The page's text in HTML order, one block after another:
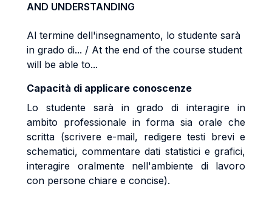
AND UNDERSTANDING
Al termine dell'insegnamento, lo studente sarà
in grado di... / At the end of the course student
will be able to...
Capacità di applicare conoscenze
Lo studente sarà in grado di interagire in
ambito professionale in forma sia orale che
scritta (scrivere e-mail, redigere testi brevi e
schematici, commentare dati statistici e grafici,
interagire oralmente nell'ambiente di lavoro
con persone chiare e concise).